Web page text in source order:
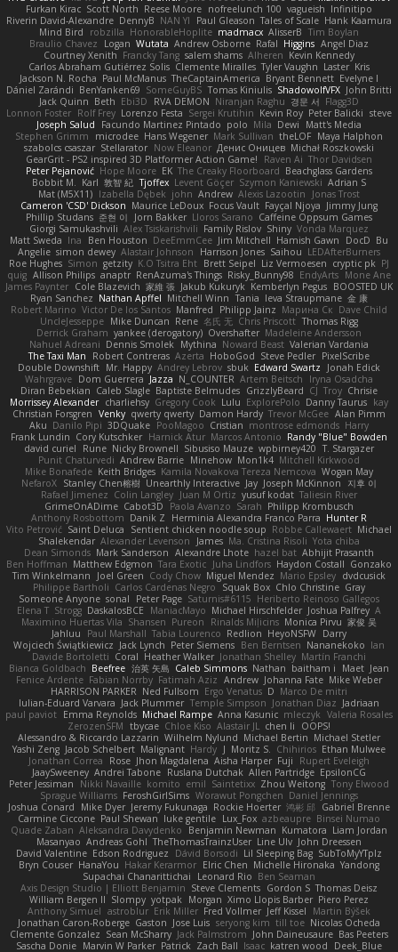
Furkan Kirac Scott North Reese Moore nofreelunch 100 vagueish Infinitipo
Riverin David-Alexandre DennyB NAN YI Paul Gleason Tales of Scale Hank Kaamura
Mind Bird
robzilla HonorableHoplite madmacx AlisserB Tim Boylan
Braulio Chavez
Logan Wutata Andrew Osborne Rafal Higgins Angel Diaz
Courtney Xenith Francky Tang salem shams Alheren Kevin Kennedy
Carlos Abraham Gutiérrez Solis Clemente Miralles Tyler Vaughn Laster Kris
Jackson N. Rocha Paul McManus TheCaptainAmerica Bryant Bennett Evelyne I
Dániel Zarándi BenYanken69 SomeGuyBS Tomas Kiniulis ShadowolfVFX John Britti
Jack Quinn Beth Ebi3D RVA DEMON Niranjan Raghu 경문 서 Flagg3D
Lonnon Foster Rolf Frey Lorenzo Festa Sergei Krutihin Kevin Roy Peter Balicki steve
Joseph Salud
Facundo Martinez Pintado polo Mila Dewi
Matt's Media
Stephen Grimm
microdee Hans Wegener Mark Sullivan theLOF Maya Halphon
szabolcs csaszar Stellarator Now Eleanor Денис Оницев Michał Roszkowski
GearGrit - PS2 inspired 3D Platformer Action Game!
Raven Ai Thor Davidsen
Peter Pejanović Hope Moore EK The Creaky Floorboard Beachglass Gardens
Bobbit M.
Karl 敦智 紀 Tjoffex Levent Göçer Szymon Kaniewski Adrian S
Mat (M5X11) Izabella Dębek john Andrew Alexis Lazootin
Jonas Trost
Cameron 'CSD' Dickson Maurice LeDoux Focus Vault Fayçal Njoya Jimmy Jung
Phillip Studans 준현 이 Jorn Bakker Lloros Sarano Caffeine Oppsum Games
Giorgi Samukashvili Alex Tsiskarishvili Family Rislov Shiny Vonda Marquez
Matt Sweda Ina Ben Houston DeeEmmCee Jim Mitchell Hamish Gawn DocD Bu
Angelie simon dewey Alastair Johnson Harrison Jones Saihou LEDAfterBurners
Roe Hughes Simon getzity K.O Tsitra Eht Brett Seipel Liz Vermoesen cryptic pk PJ
quig Allison Philips anaptr RenAzuma's Things Risky_Bunny98 EndyArts Mone Ane
James Paynter Cole Blazevich 家維 張 Jakub Kukuryk Kemberlyn Pegus BOOSTED UK
Ryan Sanchez Nathan Apffel Mitchell Winn Tania Ieva Straupmane 金 康
Robert Marino Victor De los Santos Manfred Philipp Jainz Марина Ск Dave Child
UncleJesseppe Mike Duncan Rene 名氏 无 Chris Priscott Thomas Rigg
Derrick Graham yankee (derogatory) Overshafter Madeleine Andersson
Nahuel Adreani Dennis Smolek Mythina Noward Beast Valerian Vardania
The Taxi Man
Robert Contreras Azerta HoboGod Steve Pedler PixelScribe
Double Downshift Mr. Happy Andrey Lebrov sbuk Edward Swartz
Jonah Edick
Wahrgrave Dom Guerrera Jazza N_COUNTER Artem Beitsch
Iryna Osadcha
Diran Bebekian Caleb Slagle Baptiste Belmudes GrizzlyBeard CJ Troy Chrisie
Morrissey Alexander charliehsy Gregory Cook Lulu ExplorePolo Danny Taurus kay
Christian Forsgren Venky qwerty qwerty Damon Hardy Trevor McGee Alan Pimm
Aku Danilo Pipi 3DQuake PooMagoo Cristian montrose edmonds Harry
Frank Lundin Cory Kutschker Harnick Atur Marcos Antonio Randy "Blue" Bowden
david curiel
Rune Nicky Brownell Sibusiso Mauze wpbirney420 T. Stargazer
Punit Chaturvedi Andrew Barrie Minehow Mon1k4 Mitchell Kirkwood
Mike Bonafede Keith Bridges Kamila Novakova Tereza Nemcova Wogan May
NefaroX Stanley Chen榕樹 Unearthly Interactive Jay Joseph McKinnon
지후 이
Rafael Jimenez Colin Langley Juan M Ortiz yusuf kodat Taliesin River
GrimeOnADime Cabot3D Paola Avanzo Sarah Philipp Krombusch
Anthony Rosbottom Danik Z Herminia Alexandra Franco Parra Hunter R
Vito Petrović Saint Deluca Sentient chicken noodle soup Robbe Callewaert Michael
Shalekendar Alexander Levenson James Ma. Cristina Risoli Yota chiba
Dean Simonds Mark Sanderson Alexandre Lhote hazel bat Abhijit Prasanth
Ben Hoffman Matthew Edgmon Tara Exotic Juha Lindfors Haydon Costall Gonzako
Tim Winkelmann
Joel Green Cody Chow Miguel Mendez Mario Epsley dvdcusick
Philippe Bartholi Carlos Cardenas Negro Squak Box Chlo Christine Gray
Someone Anyone sonal Peter Page Saturnis#6115 Heriberto Reinoso Gallegos
Elena T Strogg DaskalosBCE ManiacMayo Michael Hirschfelder Joshua Palfrey A
Maximino Huertas Vila Shansen Pureon Rinalds Miļicins Monica Pirvu 家俊 吴
Jahluu
Paul Marshall Tabia Lourenco Redlion HeyoNSFW Darry
Wojciech Świątkiewicz Jack Lynch Peter Siemens Ben Berntsen Nananekoko Ian
Davide Bortoletti Coral Heather Walker Jonathan Shelley Martín Franchi
Bianca Goldbach Beefree 治英 矢島 Caleb Simmons Nathan baitham i Maet Jean
Fenice Ardente Fabian Norrby Fatimah Aziz Andrew Johanna Fate Mike Weber
HARRISON PARKER Ned Fullsom Ergo Venatus D Marco De mitri
Iulian-Eduard Varvara Jack Plummer Temple Simpson Jonathan Diaz Jadriaan
paul paviot Emma Reynolds Michael Rampe Anna Kasunic mleczyk Valeria Rosales
ZerozenSFM tbycae Chloe Kiso Alastair JL chen li
OOPS!
Alessandro & Riccardo Lazzarin Wilhelm Nylund Michael Bertin Michael Stetler
Yashi Zeng Jacob Schelbert Malignant Hardy J Moritz S. Chihirios Ethan Mulwee
Jonathan Correa
Rose Jhon Magdalena Aisha Harper Fuji
Rupert Eveleigh
JaaySweeney Andrei Tabone Ruslana Dutchak Allen Partridge EpsilonCG
Peter Jessiman
Nikki Navaille komito emil Saintetixx Zhou Weitong Tony Elwood
Sprague Williams FeroshGirlSims Worawut Pongchen Daniel Jennings
Joshua Conard
Mike Dyer Jeremy Fukunaga Rockie Hoerter 鸿彬 邱 Gabriel Brenne
Carmine Ciccone Paul Shewan luke gentile Lux_Fox azbeaupre Binsei Numao
Quade Zaban Aleksandra Davydenko Benjamin Newman Kumatora Liam Jordan
Masanyao Andreas Gohl TheThomasTrainzUser Line Ulv John Dreessen
David Valentine Edson Rodriguez Dávid Borsodi Lil Sleeping Bag SubToMyYTplz
Bryn Couser HanaYou Hakar Kerarmor Elric Chen Michelle Hironaka Yandong
Supachai Chanarittichai
Leonard Rio Ben Seaman
Axis Design Studio | Elliott Benjamin Steve Clements Gordon S Thomas Deisz
William Bergen II Slompy yotpak Morgan Ximo Llopis Barber Piero Perez
Anthony Simuel astroblur Erik Miller Fred Vollmer Jeff Kissel
Martin Býšek
Jonathan Caron-Roberge Gaston Jose Luis seryong kim till toe Nicolas Ocheda
Clemente Gonzalez Sean McSharry Jack Palmstrom John Daineusaure Bas Peeters
Sascha Donie Marvin W Parker Patrick Zach Ball Isaac katren wood
Deek_Blue